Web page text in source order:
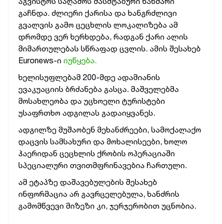
გაჩნდა. ძლიერი ქარისა და ხანგრძლივი
გვალვის გამო ცეცხლის ლოკალიზება ამ
დრომდე ვერ ხერხდება, რადგან ქარი ალის
მიმართულებას სწრაფად ცვლის. ამის შესახებ
Euronews-ი იუწყება.
ხელისუფლებამ 200-მდე ადამიანის
ევაკუაციის ბრძანება გასცა. მაშველებმა
მოსახლეობა და უცხოელი ტურისტები
უსაფრთხო ადგილას გადაიყვანეს.
ადგილზე მუშაობენ მეხანძრეები, სამოქალაქო
დაცვის სამსახური და მოხალისეები, ხოლო
ჰაერიდან ცეცხლის ქრობის ოპერაციაში
სპეციალური თვითმფრინავებია ჩართული.
ამ ეტაპზე დაშავებულების შესახებ
ინფორმაცია არ გავრცელებულა, ხანძრის
გამომწვევი მიზეზი კი, ჯერჯერობით უცნობია.